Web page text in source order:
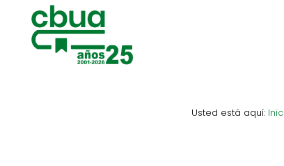
contenido
Usted está aquí: